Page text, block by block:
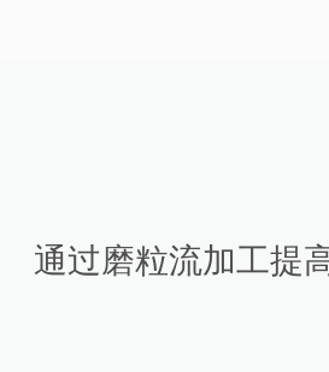
通过磨粒流加工提